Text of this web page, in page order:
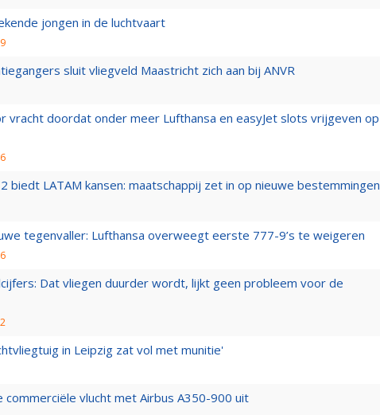
jongen in de luchtvaart
sluit vliegveld Maastricht zich aan bij ANVR
vracht doordat onder meer Lufthansa en easyJet slots vrijgeven op
biedt LATAM kansen: maatschappij zet in op nieuwe bestemmingen
tegenvaller: Lufthansa overweegt eerste 777-9’s te weigeren
Dat vliegen duurder wordt, lijkt geen probleem voor de
in Leipzig zat vol met munitie'
vlucht met Airbus A350-900 uit